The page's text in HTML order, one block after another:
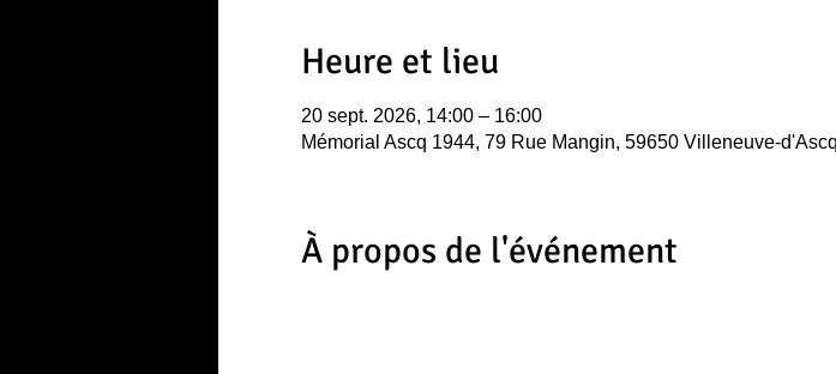
Heure et lieu
20 sept. 2026, 14:00 – 16:00
Mémorial Ascq 1944, 79 Rue Mangin, 59650 Villeneuve-
À propos de l'événement